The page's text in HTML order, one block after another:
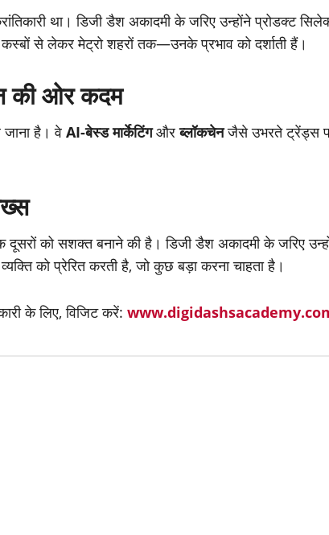
था। डिजी डैश अकादमी के जरिए उन्होंने प्रोडक्ट
से लेकर मेट्रो शहरों तक—उनके प्रभाव को दर्शाती हैं।
की ओर कदम
है। वे AI-बेस्ड मार्केटिंगऔरब्लॉकचेनजैसे उभरते ट्रेंड्स
दूसरों को सशक्त बनाने की है। डिजी डैश अकादमी के जरिए
को प्रेरित करती है, जो कुछ बड़ा करना चाहता है।
के लिए, विजिट करें: